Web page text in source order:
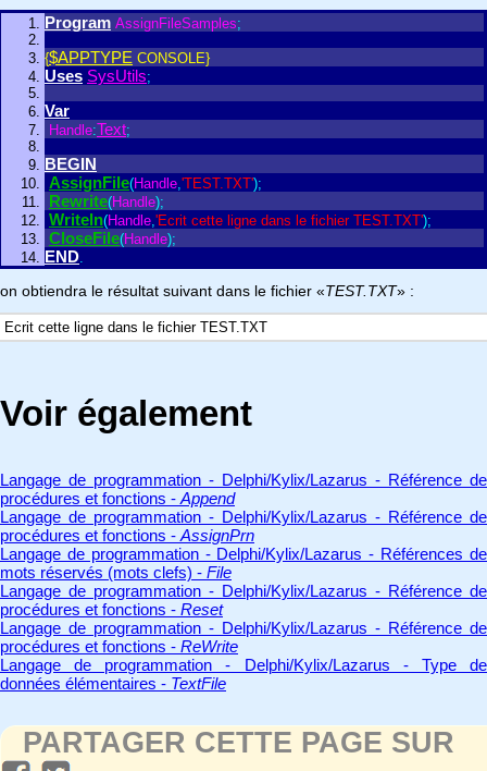
Program AssignFileSamples;
{$APPTYPE CONSOLE}
Uses SysUtils;
Var
Handle:Text;
BEGIN
AssignFile(Handle,'TEST.TXT');
Rewrite(Handle);
Writeln(Handle,'Ecrit cette ligne dans le fichier TEST.TXT');
CloseFile(Handle);
END.
on obtiendra le résultat suivant dans le fichier «TEST.TXT» :
Ecrit cette ligne dans le fichier TEST.TXT
Voir également
Langage de programmation - Delphi/Kylix/Lazarus - Référence de
procédures et fonctions - Append
Langage de programmation - Delphi/Kylix/Lazarus - Référence de
procédures et fonctions - AssignPrn
Langage de programmation - Delphi/Kylix/Lazarus - Références de
mots réservés (mots clefs) - File
Langage de programmation - Delphi/Kylix/Lazarus - Référence de
procédures et fonctions - Reset
Langage de programmation - Delphi/Kylix/Lazarus - Référence de
procédures et fonctions - ReWrite
Langage de programmation - Delphi/Kylix/Lazarus - Type de
données élémentaires - TextFile
PARTAGER CETTE PAGE SUR